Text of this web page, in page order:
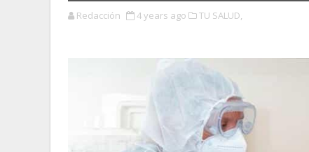
Redacción 4 years ago TU SALUD,